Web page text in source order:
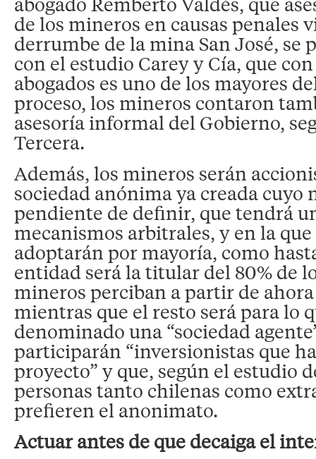
de los mineros en causas penales
derrumbe de la mina San José, se
con el estudio Carey y Cía, que
abogados es uno de los mayores
proceso, los mineros contaron
asesoría informal del Gobierno,
Tercera.
Además, los mineros serán
sociedad anónima ya creada cuyo
pendiente de definir, que tendrá
mecanismos arbitrales, y en la que
adoptarán por mayoría, como
entidad será la titular del 80% de
mineros perciban a partir de
mientras que el resto será para lo
denominado una “sociedad
participarán “inversionistas que
proyecto” y que, según el estudio
personas tanto chilenas como
prefieren el anonimato.
Actuar antes de que decaiga el